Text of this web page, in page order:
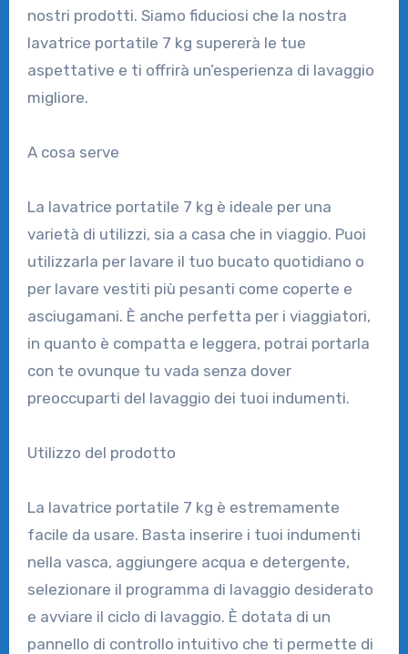
nostri prodotti. Siamo fiduciosi che la nostra
lavatrice portatile 7 kg supererà le tue
aspettative e ti offrirà un’esperienza di lavaggio
migliore.
A cosa serve
La lavatrice portatile 7 kg è ideale per una
varietà di utilizzi, sia a casa che in viaggio. Puoi
utilizzarla per lavare il tuo bucato quotidiano o
per lavare vestiti più pesanti come coperte e
asciugamani. È anche perfetta per i viaggiatori,
in quanto è compatta e leggera, potrai portarla
con te ovunque tu vada senza dover
preoccuparti del lavaggio dei tuoi indumenti.
Utilizzo del prodotto
La lavatrice portatile 7 kg è estremamente
facile da usare. Basta inserire i tuoi indumenti
nella vasca, aggiungere acqua e detergente,
selezionare il programma di lavaggio desiderato
e avviare il ciclo di lavaggio. È dotata di un
pannello di controllo intuitivo che ti permette di